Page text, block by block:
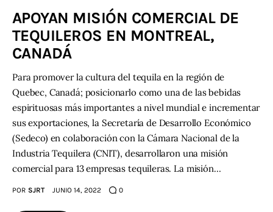
Contacto
APOYAN MISIÓN COMERCIAL DE
TEQUILEROS EN MONTREAL,
CANADÁ
Para promover la cultura del tequila en la región de
Quebec, Canadá; posicionarlo como una de las bebidas
espirituosas más importantes a nivel mundial e incrementar
sus exportaciones, la Secretaría de Desarrollo Económico
(Sedeco) en colaboración con la Cámara Nacional de la
Industria Tequilera (CNIT), desarrollaron una misión
comercial para 13 empresas tequileras. La misión…
POR SJRT JUNIO 14, 2022 0